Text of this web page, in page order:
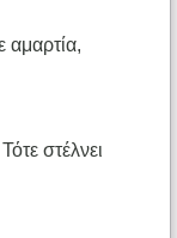
αμαρτία,
στέλνει